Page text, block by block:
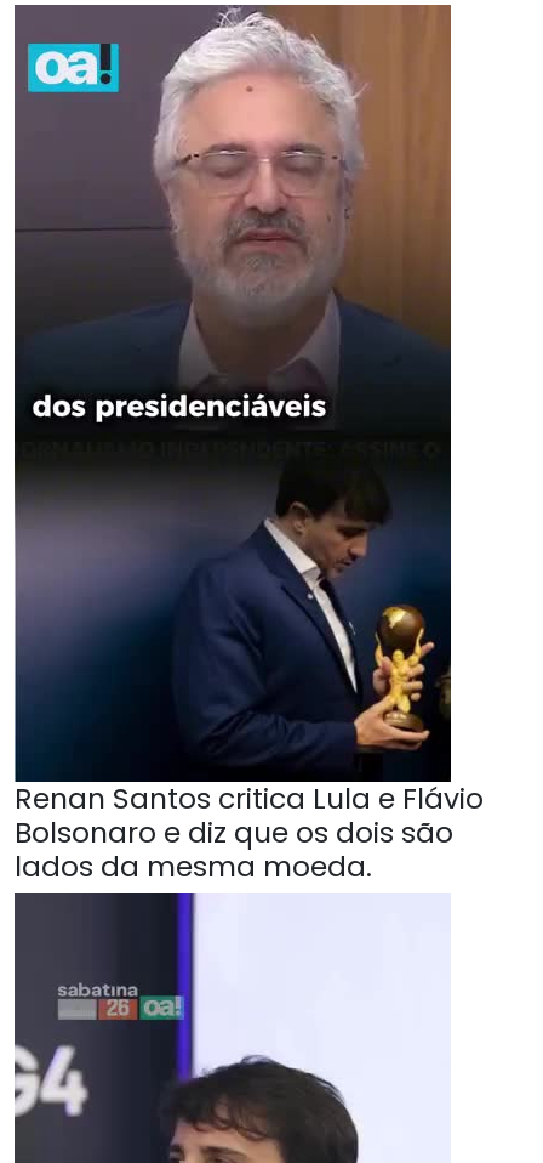
Renan Santos critica Lula e Flávio
Bolsonaro e diz que os dois são
lados da mesma moeda.